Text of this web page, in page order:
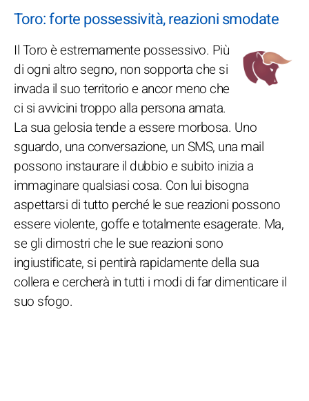
Toro: forte possessività, reazioni smodate
Il Toro è estremamente possessivo. Più
di ogni altro segno, non sopporta che si
invada il suo territorio e ancor meno che
ci si avvicini troppo alla persona amata.
La sua gelosia tende a essere morbosa. Uno
sguardo, una conversazione, un SMS, una mail
possono instaurare il dubbio e subito inizia a
immaginare qualsiasi cosa. Con lui bisogna
aspettarsi di tutto perché le sue reazioni possono
essere violente, goffe e totalmente esagerate. Ma,
se gli dimostri che le sue reazioni sono
ingiustificate, si pentirà rapidamente della sua
collera e cercherà in tutti i modi di far dimenticare il
suo sfogo.